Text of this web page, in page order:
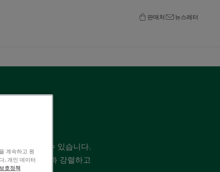
판매처 뉴스레터
트에 활용할 수 있습니다.
정 비교 결과 강렬하고
계속하고 원
. 개인 데이터
호정책